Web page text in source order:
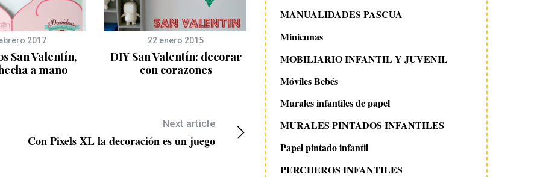
2017
San Valentín,
a mano
22 enero 2015
DIY San Valentín: decorar
con corazones
26 abril 2012
Disfraz de Los Increibles
8 noviembre 2010
Cabeza de Lego
habitaciones
Next article
Con Pixels XL la decoración es un juego
MANUALIDADES PASCUA
Minicunas
MOBILIARIO INFANTIL Y JUVENIL
Móviles Bebés
Murales infantiles de papel
MURALES PINTADOS INFANTILES
Papel pintado infantil
PERCHEROS INFANTILES